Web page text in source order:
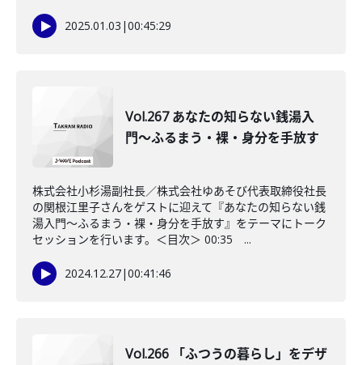
2025.01.03 |00:45:29
Vol.267 あなたの知らない銭湯入
門〜ふるまう・裸・身分を手放す
株式会社小杉湯副社長／株式会社ゆあそび代表取締役社長
の関根江里子さんをゲストに迎えて『あなたの知らない銭
湯入門〜ふるまう・裸・身分を手放す』をテーマにトーク
セッションを行います。＜目次＞ 00:35 ...
2024.12.27|00:41:46
Vol.266 「ふつうの暮らし」をデザ